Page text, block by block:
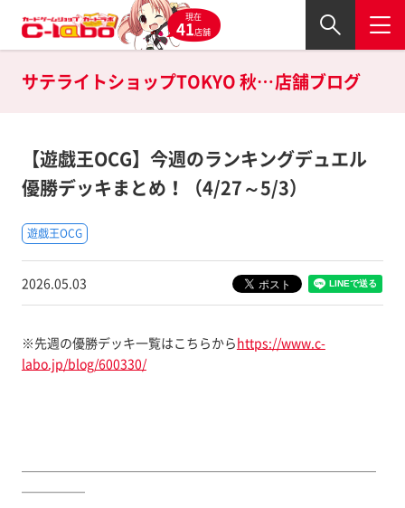
現在
41店舗
サテライトショップTOKYO 秋葉原店の店舗ブログ
【遊戯王OCG】今週のランキングデュエル
優勝デッキまとめ！（4/27～5/3）
遊戯王OCG
2026.05.03
※先週の優勝デッキ一覧はこちらからhttps://www.c-
labo.jp/blog/600330/
￣￣￣￣￣￣￣￣￣￣￣￣￣￣￣￣￣￣￣￣￣￣￣￣￣￣￣￣
￣￣￣￣￣